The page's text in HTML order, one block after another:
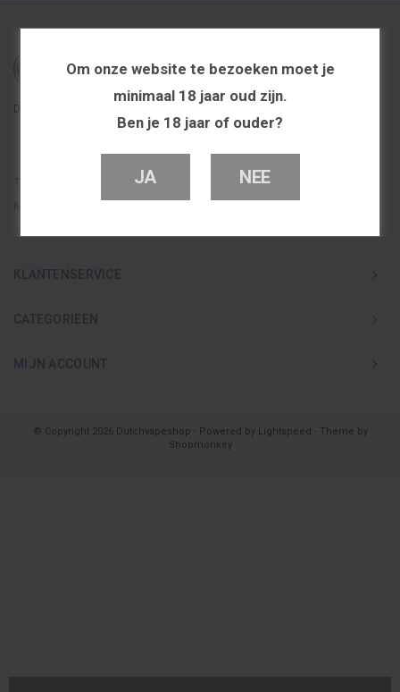
Om onze website te bezoeken moet je
minimaal 18 jaar oud zijn.
Ben je 18 jaar of ouder?
JA NEE
De beste en voordeligste vapeshop in Nederland
Telefoon
0251 839 447
KLANTENSERVICE
CATEGORIEËN
MIJN ACCOUNT
© Copyright 2026 Dutchvapeshop - Powered by Lightspeed - Theme by
Shopmonkey